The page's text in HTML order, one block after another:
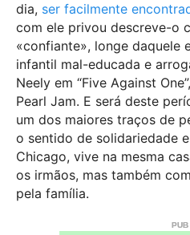
dia, ser facilmente
com ele privou descreve-o
«confiante», longe daquele
infantil mal-educada e
Neely em “Five Against
Pearl Jam. E será deste
um dos maiores traços de
o sentido de solidariedade
Chicago, vive na mesma
os irmãos, mas também
pela família.